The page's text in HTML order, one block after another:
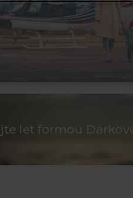
let formou